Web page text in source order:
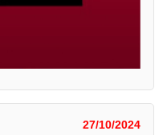
27/10/2024